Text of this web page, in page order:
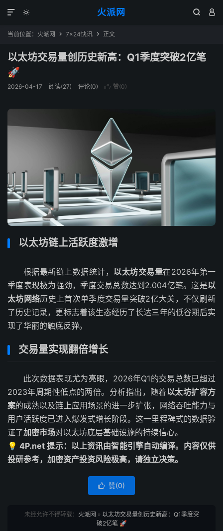
火派网
  

当前位置： 火派网  7×24快讯  正文
以太坊交易量创历史新高：Q1季度突破2亿笔
🚀
2026-04-17 阅读(27) 评论(0)  赞(0)
以太坊链上活跃度激增
根据最新链上数据统计， 以太坊交易量在2026年第一
季度表现极为强劲，季度交易总数达到2.004亿笔。这是以
太坊网络历史上首次单季度交易量突破2亿大关，不仅刷新
了历史记录，更标志着该生态经历了长达三年的低谷期后实
现了华丽的触底反弹。
交易量实现翻倍增长
此次数据表现尤为亮眼，2026年Q1的交易总数已超过
2023年周期性低点的两倍。分析指出，随着以太坊扩容方
案的成熟以及链上应用场景的进一步扩张，网络吞吐能力与
用户活跃度已进入爆发式增长阶段。这一里程碑式的数据验
证了加密市场对以太坊底层基础设施的持续信心。
💡 4P.net 提示：以上资讯由智能引擎自动编译。内容仅供
投研参考，加密资产投资风险极高，请独立决策。
 赞(0)
未经允许不得转载： 火派网 » 以太坊交易量创历史新高：Q1季度突
破2亿笔 🚀